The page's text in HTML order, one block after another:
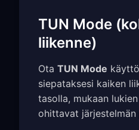
TUN Mode
liikenne)
Ota TUN Mode
siepataksesi kaiken
tasolla, mukaan
ohittavat